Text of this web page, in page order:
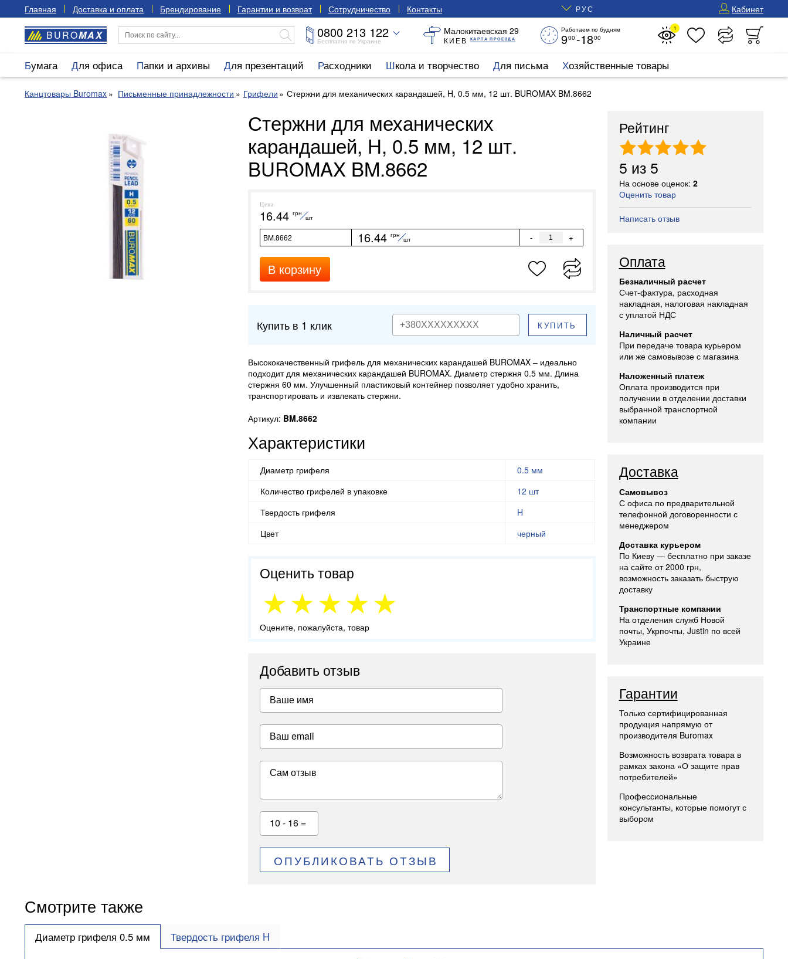
Главная Доставка и оплата Брендирование Гарантии и возврат Сотрудничество Контакты РУС Кабинет
BUROMAX 0800 213 122
Бесплатно по Украине
Малокитаевская 29
КИЕВ КАРТА ПРОЕЗДА
Работаем по будням
900 -1800
1
Бумага Для офиса Папки и архивы Для презентаций Расходники Школа и творчество Для письма Хозяйственные товары
Канцтовары Buromax Письменные принадлежности Грифели Стержни для механических карандашей, H, 0.5 мм, 12 шт. BUROMAX BM.8662
Стержни для механических
карандашей, H, 0.5 мм, 12 шт.
BUROMAX BM.8662
Цена
16.44 грн
шт
BM.8662 16.44 грн
шт - +
В корзину
Купить в 1 клик КУПИТЬ
Высококачественный грифель для механических карандашей BUROMAX – идеально
подходит для механических карандашей BUROMAX. Диаметр стержня 0.5 мм. Длина
стержня 60 мм. Улучшенный пластиковый контейнер позволяет удобно хранить,
транспортировать и извлекать стержни.
Артикул: BM.8662
Характеристики
Диаметр грифеля
0.5 мм
Количество грифелей в упаковке
12 шт
Твердость грифеля
H
Цвет
черный
Оценить товар
Оцените, пожалуйста, товар
Добавить отзыв
Ваше имя
Ваш email
Сам отзыв
10 - 16 =
ОПУБЛИКОВАТЬ ОТЗЫВ
Рейтинг
5 из 5
На основе оценок: 2
Оценить товар
Написать отзыв
Оплата
Безналичный расчет
Счет-фактура, расходная
накладная, налоговая накладная
с уплатой НДС
Наличный расчет
При передаче товара курьером
или же самовывозе с магазина
Наложенный платеж
Оплата производится при
получении в отделении доставки
выбранной транспортной
компании
Доставка
Самовывоз
С офиса по предварительной
телефонной договоренности с
менеджером
Доставка курьером
По Киеву — бесплатно при заказе
на сайте от 2000 грн,
возможность заказать быструю
доставку
Транспортные компании
На отделения служб Новой
почты, Укрпочты, Justin по всей
Украине
Гарантии
Только сертифицированная
продукция напрямую от
производителя Buromax
Возможность возврата товара в
рамках закона «О защите прав
потребителей»
Профессиональные
консультанты, которые помогут с
выбором
Смотрите также
Диаметр грифеля 0.5 мм Твердость грифеля H